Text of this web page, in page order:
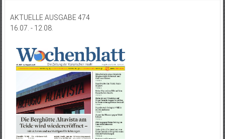
AKTUELLE AUSGABE 474
16.07. - 12.08.